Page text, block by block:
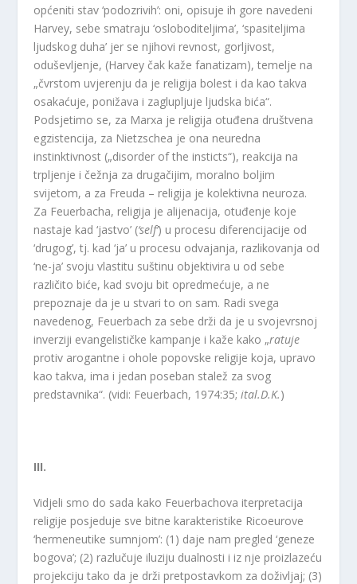
općeniti stav ‘podozrivih’: oni, opisuje ih gore navedeni
Harvey, sebe smatraju ‘osloboditeljima’, ‘spasiteljima
ljudskog duha’ jer se njihovi revnost, gorljivost,
oduševljenje, (Harvey čak kaže fanatizam), temelje na
„čvrstom uvjerenju da je religija bolest i da kao takva
osakaćuje, ponižava i zaglupljuje ljudska bića“.
Podsjetimo se, za Marxa je religija otuđena društvena
egzistencija, za Nietzschea je ona neuredna
instinktivnost („disorder of the insticts“), reakcija na
trpljenje i čežnja za drugačijim, moralno boljim
svijetom, a za Freuda – religija je kolektivna neuroza.
Za Feuerbacha, religija je alijenacija, otuđenje koje
nastaje kad ‘jastvo’ (‘self’) u procesu diferencijacije od
‘drugog’, tj. kad ‘ja’ u procesu odvajanja, razlikovanja od
‘ne-ja’ svoju vlastitu suštinu objektivira u od sebe
različito biće, kad svoju bit opredmećuje, a ne
prepoznaje da je u stvari to on sam. Radi svega
navedenog, Feuerbach za sebe drži da je u svojevrsnoj
inverziji evangelističke kampanje i kaže kako „ratuje
protiv arogantne i ohole popovske religije koja, upravo
kao takva, ima i jedan poseban stalež za svog
predstavnika“. (vidi: Feuerbach, 1974:35;ital.D.K.)
III.
Vidjeli smo do sada kako Feuerbachova iterpretacija
religije posjeduje sve bitne karakteristike Ricoeurove
‘hermeneutike sumnjom’: (1) daje nam pregled ‘geneze
bogova’; (2) razlučuje iluziju dualnosti i iz nje proizlazeću
projekciju tako da je drži pretpostavkom za doživljaj; (3)